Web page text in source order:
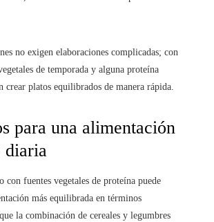
no exigen elaboraciones complicadas; con
de temporada y alguna proteína
crear platos equilibrados de manera rápida.
para una alimentación
diaria
fuentes vegetales de proteína puede
más equilibrada en términos
la combinación de cereales y legumbres